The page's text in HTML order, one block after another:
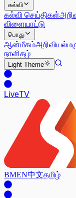
கல்வி
கல்வி செய்திகள்
விளையாட்டு
பொது
ஆன்மீகம்அறிவியல்
நாளிதழ்
Light Theme
LiveTV
BMEN中文தமிழ்